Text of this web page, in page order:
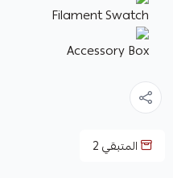
Filament Swatch
Accessory Box
المتبقي2